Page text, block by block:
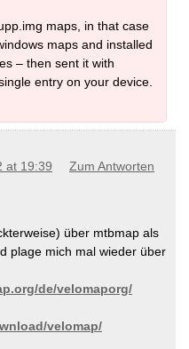
maps, in that case
maps and installed
– then sent it with
entry on your device.
at 19:39
Zum Antworten
über mtbmap als
plage mich mal wieder über
de/velomaporg/
velomap/